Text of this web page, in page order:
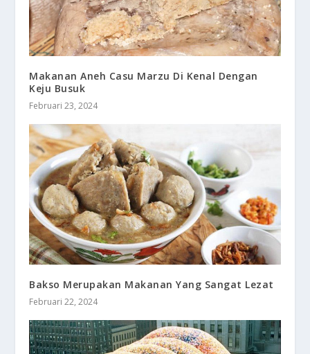
Makanan Aneh Casu Marzu Di Kenal Dengan
Keju Busuk
Februari 23, 2024
Bakso Merupakan Makanan Yang Sangat Lezat
Februari 22, 2024